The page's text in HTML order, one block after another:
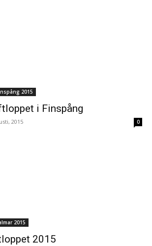
2015
i Finspång
2015 0
2015
2015